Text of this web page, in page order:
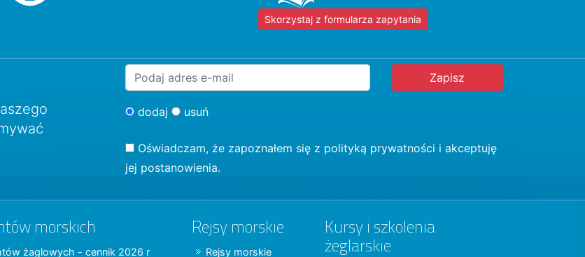
Skorzystaj z formularza zapytania
dodaj usuń
Oświadczam, że zapoznałem się z polityką prywatności i akceptuję
jej postanowienia.
morskich
żaglowych - cennik 2026 r
Rejsy morskie
Rejsy morskie
Kursy i szkolenia
żeglarskie